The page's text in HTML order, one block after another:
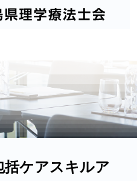
括ケアスキルア